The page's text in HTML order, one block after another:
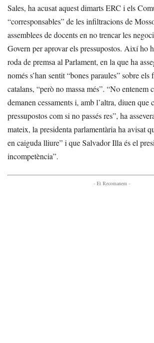
Sales, ha acusat aquest dimarts ERC i els
“corresponsables” de les infiltracions de
assemblees de docents en no trencar les
Govern per aprovar els pressupostos. Així ho
roda de premsa al Parlament, en la que ha
només s’han sentit “bones paraules” sobre els
catalans, “però no massa més”. “No entenem
demanen cessaments i, amb l’altra, diuen que
pressupostos com si no passés res”, ha
mateix, la presidenta parlamentària ha avisat
en caiguda lliure” i que Salvador Illa és el
incompetència”.
- Et Recomanem -